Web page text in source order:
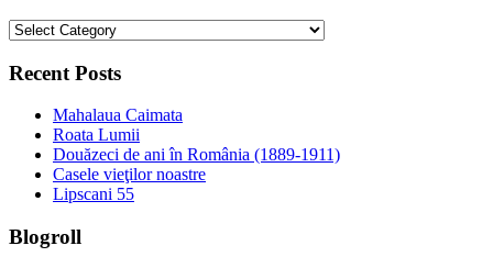
categorii
Recent Posts
Mahalaua Caimata
Roata Lumii
Douăzeci de ani în România (1889-1911)
Casele vieţilor noastre
Lipscani 55
Blogroll